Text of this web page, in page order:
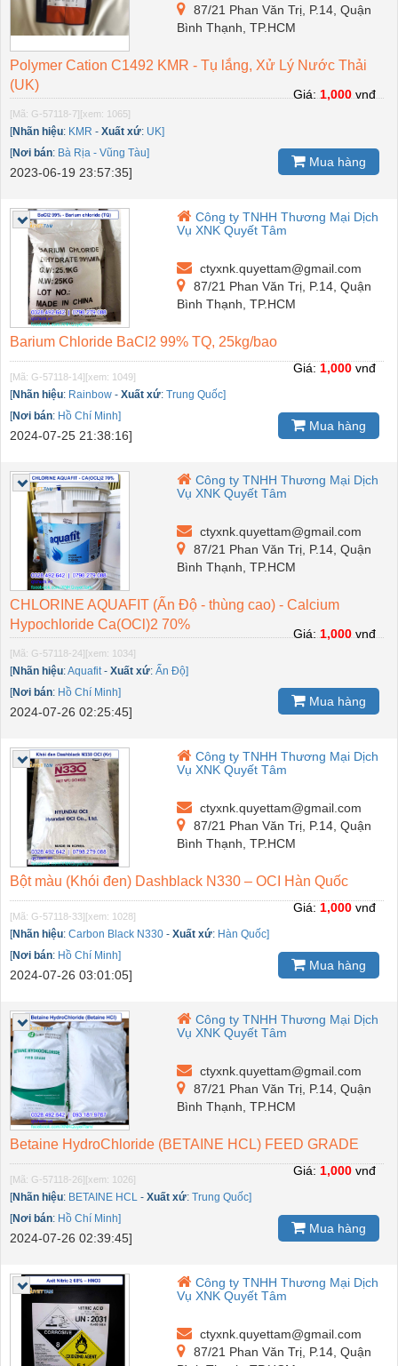
87/21 Phan Văn Trị, P.14, Quận
Bình Thạnh, TP.HCM
Polymer Cation C1492 KMR - Tụ lắng, Xử Lý Nước Thải
(UK)
[Mã: G-57118-7][xem: 1065]
[Nhãn hiệu: KMR - Xuất xứ: UK]
[Nơi bán: Bà Rịa - Vũng Tàu]
2023-06-19 23:57:35]
Giá: 1,000 vnđ
Mua hàng
Công ty TNHH Thương Mại Dịch
Vụ XNK Quyết Tâm
ctyxnk.quyettam@gmail.com
87/21 Phan Văn Trị, P.14, Quận
Bình Thạnh, TP.HCM
Barium Chloride BaCl2 99% TQ, 25kg/bao
[Mã: G-57118-14][xem: 1049]
[Nhãn hiệu: Rainbow - Xuất xứ: Trung Quốc]
[Nơi bán: Hồ Chí Minh]
2024-07-25 21:38:16]
Giá: 1,000 vnđ
Mua hàng
Công ty TNHH Thương Mại Dịch
Vụ XNK Quyết Tâm
ctyxnk.quyettam@gmail.com
87/21 Phan Văn Trị, P.14, Quận
Bình Thạnh, TP.HCM
CHLORINE AQUAFIT (Ấn Độ - thùng cao) - Calcium
Hypochloride Ca(OCl)2 70%
[Mã: G-57118-24][xem: 1034]
[Nhãn hiệu:Aquafit- Xuất xứ: Ấn Độ]
[Nơi bán: Hồ Chí Minh]
2024-07-26 02:25:45]
Giá: 1,000 vnđ
Mua hàng
Công ty TNHH Thương Mại Dịch
Vụ XNK Quyết Tâm
ctyxnk.quyettam@gmail.com
87/21 Phan Văn Trị, P.14, Quận
Bình Thạnh, TP.HCM
Bột màu (Khói đen) Dashblack N330 – OCI Hàn Quốc
[Mã: G-57118-33][xem: 1028]
[Nhãn hiệu: Carbon Black N330 - Xuất xứ: Hàn Quốc]
[Nơi bán: Hồ Chí Minh]
2024-07-26 03:01:05]
Giá: 1,000 vnđ
Mua hàng
Công ty TNHH Thương Mại Dịch
Vụ XNK Quyết Tâm
ctyxnk.quyettam@gmail.com
87/21 Phan Văn Trị, P.14, Quận
Bình Thạnh, TP.HCM
Betaine HydroChloride (BETAINE HCL) FEED GRADE
[Mã: G-57118-26][xem: 1026]
[Nhãn hiệu: BETAINE HCL - Xuất xứ: Trung Quốc]
[Nơi bán: Hồ Chí Minh]
2024-07-26 02:39:45]
Giá: 1,000 vnđ
Mua hàng
Công ty TNHH Thương Mại Dịch
Vụ XNK Quyết Tâm
ctyxnk.quyettam@gmail.com
87/21 Phan Văn Trị, P.14, Quận